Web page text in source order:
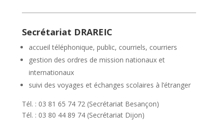
Secrétariat DRAREIC
accueil téléphonique, public, courriels, courriers
gestion des ordres de mission nationaux et
internationaux
suivi des voyages et échanges scolaires à l’étranger
Tél. : 03 81 65 74 72 (Secrétariat Besançon)
Tél. : 03 80 44 89 74 (Secrétariat Dijon)